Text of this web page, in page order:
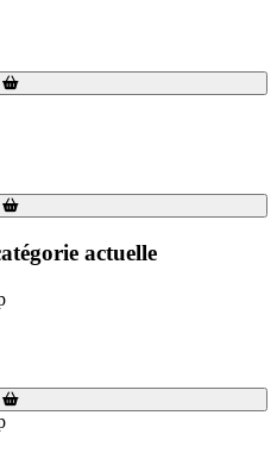
actuelle